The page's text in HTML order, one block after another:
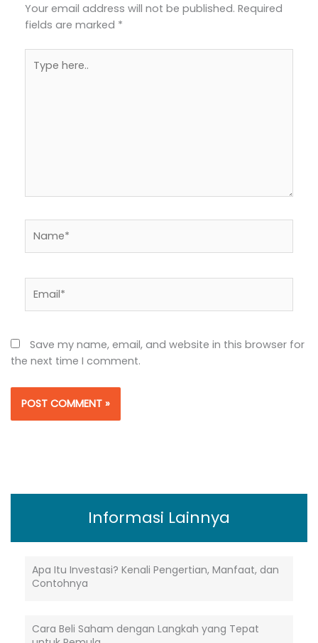
Your email address will not be published. Required
fields are marked *
here..
Save my name, email, and website in this browser for
the next time I comment.
Informasi Lainnya
Apa Itu Investasi? Kenali Pengertian, Manfaat, dan
Contohnya
Cara Beli Saham dengan Langkah yang Tepat